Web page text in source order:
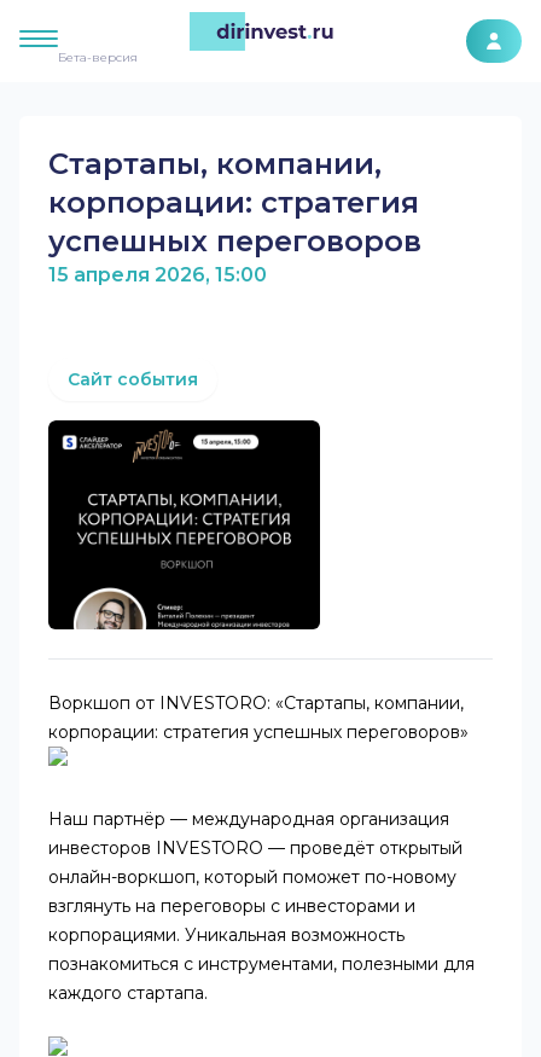
Бета-версия
Стартапы, компании,
корпорации: стратегия
успешных переговоров
15 апреля 2026, 15:00
Сайт события
Воркшоп от INVESTORO: «Стартапы, компании,
корпорации: стратегия успешных переговоров»
Наш партнёр — международная организация
инвесторов INVESTORO — проведёт открытый
онлайн-воркшоп, который поможет по-новому
взглянуть на переговоры с инвесторами и
корпорациями. Уникальная возможность
познакомиться с инструментами, полезными для
каждого стартапа.